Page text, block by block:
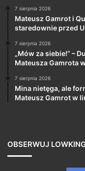
7 sierpnia 2026
Mateusz Gamrot i
staredownie przed
7 sierpnia 2026
„Mów za siebie!” –
Mateusza Gamrota
7 sierpnia 2026
Mina nietęga, ale
Mateusz Gamrot w
OBSERWUJ